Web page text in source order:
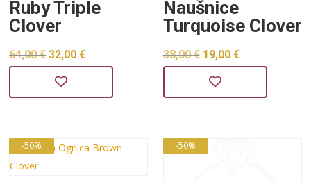
Ruby Triple
Clover
64,00€ Izvorna
cijena
bila
64,00 €.
32,00€
je:
Naušnice
Turquoise Clover
38,00€ Izvorna
cijena
bila
38,00 €.
19,00 €
je:
-50% -50%